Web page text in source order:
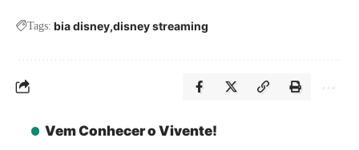
Tags: bia disney disney streaming
Vem Conhecer o Vivente!